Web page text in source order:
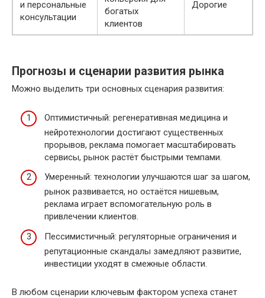
и персональные
консультации
богатых
клиентов
Дорогие
Прогнозы и сценарии развития рынка
Можно выделить три основных сценария развития:
Оптимистичный: регенеративная медицина и
нейротехнологии достигают существенных
прорывов, реклама помогает масштабировать
сервисы, рынок растёт быстрыми темпами.
Умеренный: технологии улучшаются шаг за шагом,
рынок развивается, но остаётся нишевым,
реклама играет вспомогательную роль в
привлечении клиентов.
Пессимистичный: регуляторные ограничения и
репутационные скандалы замедляют развитие,
инвестиции уходят в смежные области.
В любом сценарии ключевым фактором успеха станет